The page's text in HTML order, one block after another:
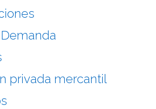
privada mercantil